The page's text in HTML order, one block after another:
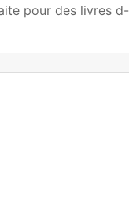
pour des livres d-